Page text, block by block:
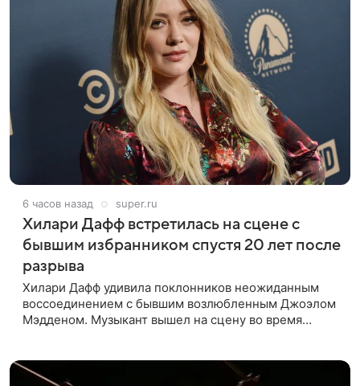
6 часов назад super.ru
Хилари Дафф встретилась на сцене с
бывшим избранником спустя 20 лет после
разрыва
Хилари Дафф удивила поклонников неожиданным
воссоединением с бывшим возлюбленным Джоэлом
Мэдденом. Музыкант вышел на сцену во время